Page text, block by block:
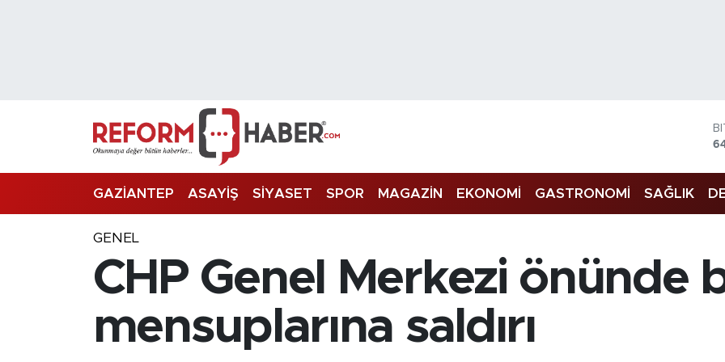
GAZİANTEP ASAYİŞ SİYASET SPOR MAGAZİN EKONOMİ GASTRONOMİ SAĞLIK
GENEL
CHP Genel Merkezi önünde
mensuplarına saldırı
Trafik Durumu
Süper Lig Puan Durumu ve Fikstür
Son Dakika Haberleri